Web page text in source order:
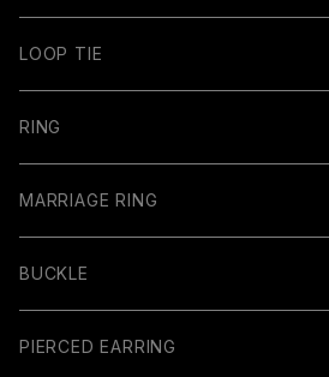
LOOP TIE
RING
MARRIAGE RING
BUCKLE
PIERCED EARRING